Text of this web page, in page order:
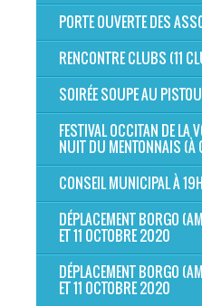
PORTE OUVERTE DES
RENCONTRE CLUBS (11
SOIRÉE SOUPE AU
FESTIVAL OCCITAN DE LA
NUIT DU MENTONNAIS (À
CONSEIL MUNICIPAL À
DÉPLACEMENT BORGO
ET 11 OCTOBRE 2020
DÉPLACEMENT BORGO
ET 11 OCTOBRE 2020